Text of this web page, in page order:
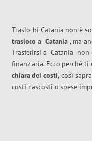
Traslochi Catania non è
trasloco a Catania , ma
Trasferirsi a Catania non
finanziaria. Ecco perché ti
chiara dei costi, così
costi nascosti o spese